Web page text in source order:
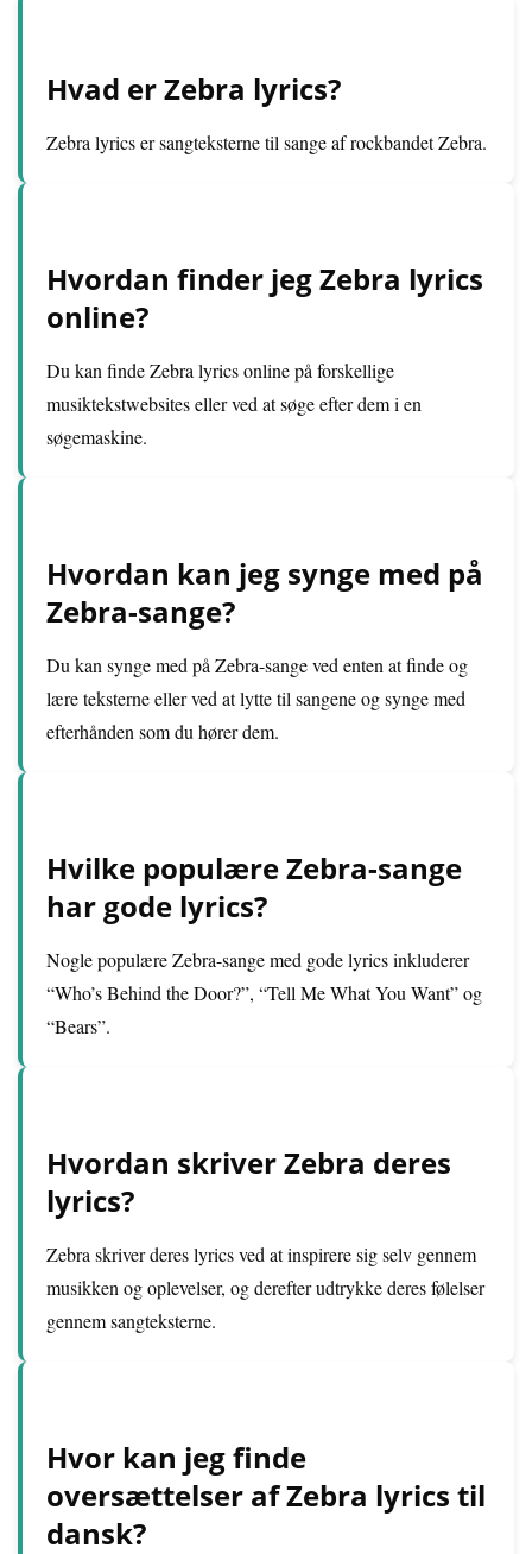
Hvad er Zebra lyrics?
Zebra lyrics er sangteksterne til sange af rockbandet Zebra.
Hvordan finder jeg Zebra lyrics
online?
Du kan finde Zebra lyrics online på forskellige
musiktekstwebsites eller ved at søge efter dem i en
søgemaskine.
Hvordan kan jeg synge med på
Zebra-sange?
Du kan synge med på Zebra-sange ved enten at finde og
lære teksterne eller ved at lytte til sangene og synge med
efterhånden som du hører dem.
Hvilke populære Zebra-sange
har gode lyrics?
Nogle populære Zebra-sange med gode lyrics inkluderer
“Who’s Behind the Door?”, “Tell Me What You Want” og
“Bears”.
Hvordan skriver Zebra deres
lyrics?
Zebra skriver deres lyrics ved at inspirere sig selv gennem
musikken og oplevelser, og derefter udtrykke deres følelser
gennem sangteksterne.
Hvor kan jeg finde
oversættelser af Zebra lyrics til
dansk?